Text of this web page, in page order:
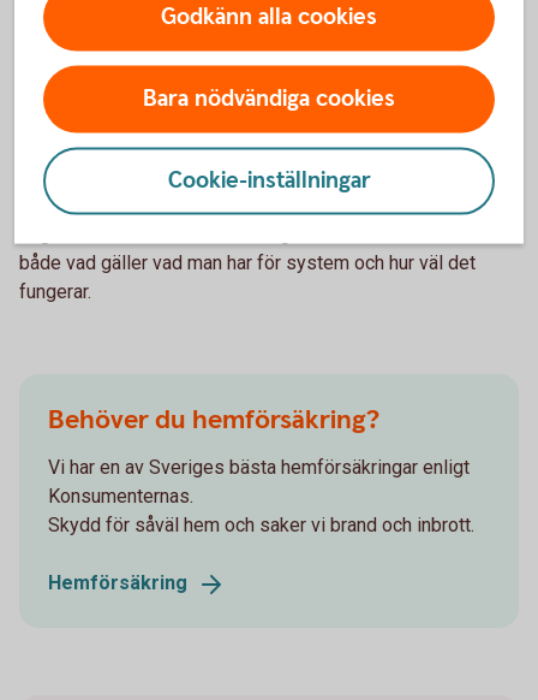
Behövs det förändringar i
infrastrukturen runt våra hus för
att anpassa till nya
omständigheter?
Kommunerna behöver se över upptagningsförmågan av
både vad gäller vad man har för system och hur väl det
fungerar.
Behöver du hemförsäkring?
Vi har en av Sveriges bästa hemförsäkringar enligt
Konsumenternas.
Skydd för såväl hem och saker vi brand och inbrott.
Hemförsäkring
Godkänn alla cookies
Bara nödvändiga cookies
Cookie-inställningar